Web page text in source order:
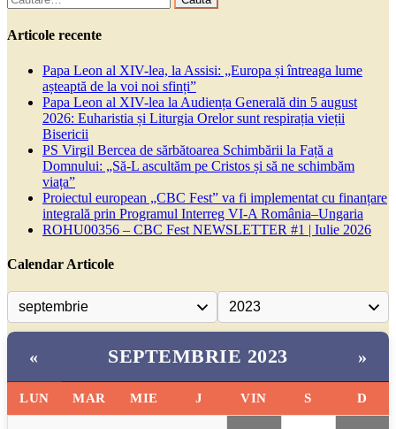
după:
Articole recente
Papa Leon al XIV-lea, la Assisi: „Europa și întreaga lume
așteaptă de la voi noi sfinți”
Papa Leon al XIV-lea la Audiența Generală din 5 august
2026: Euharistia și Liturgia Orelor sunt respirația vieții
Bisericii
PS Virgil Bercea de sărbătoarea Schimbării la Față a
Domnului: „Să-L ascultăm pe Cristos și să ne schimbăm
viața”
Proiectul european „CBC Fest” va fi implementat cu finanțare
integrală prin Programul Interreg VI-A România–Ungaria
ROHU00356 – CBC Fest NEWSLETTER #1 | Iulie 2026
Calendar Articole
« SEPTEMBRIE 2023 »
LUN MAR MIE J VIN S D